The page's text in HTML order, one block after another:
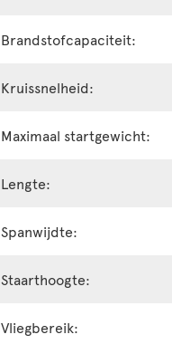
Brandstofcapaciteit:
Kruissnelheid:
Maximaal startgewicht:
Lengte:
Spanwijdte:
Staarthoogte:
Vliegbereik: